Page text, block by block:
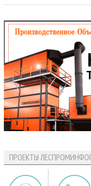
ПРОЕКТЫ